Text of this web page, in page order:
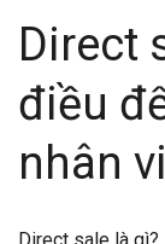
Direct
điều
nhân
Direct sale là gì?